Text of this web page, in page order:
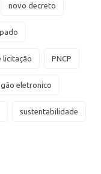
novo decreto
licitação PNCP
eletronico
sustentabilidade